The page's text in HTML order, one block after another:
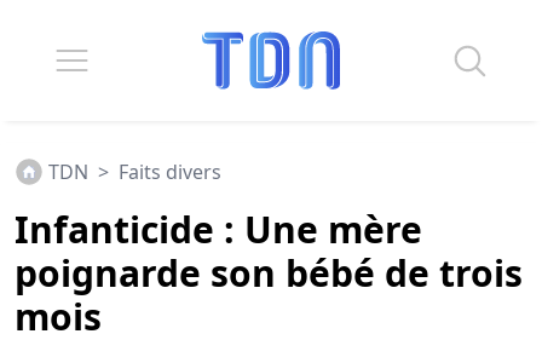
TDN > Faits divers
Infanticide : Une mère
poignarde son bébé de trois
mois